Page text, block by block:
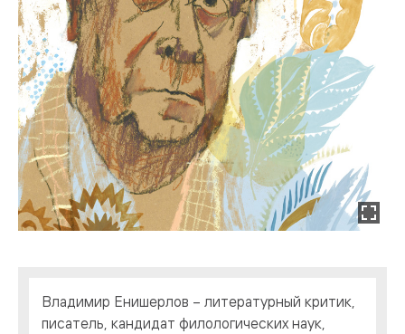
Владимир Енишерлов – литературный критик,
писатель, кандидат филологических наук,